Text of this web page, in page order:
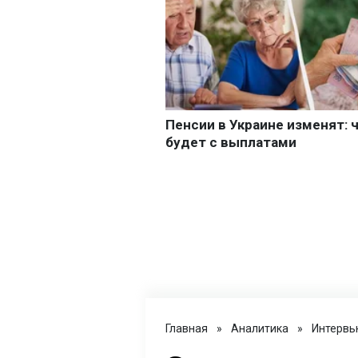
Главная » Аналитика »